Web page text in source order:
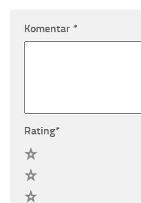
Komentar *
Rating*